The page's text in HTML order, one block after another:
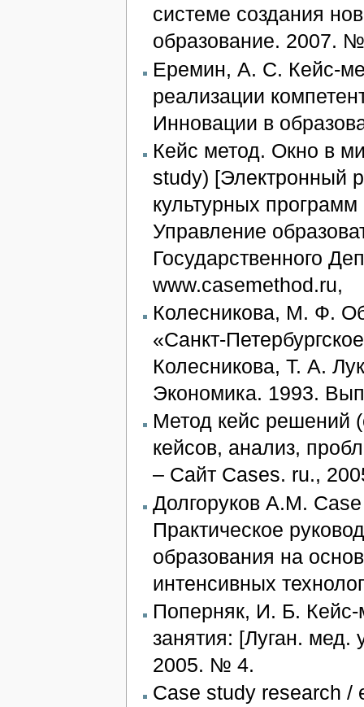
системе создания
образование. 2007.
Еремин, А. С. Кейс-
реализации
Инновации в
Кейс метод. Окно в
study) [Электронный
культурных
Управление
Государственного
www.casemethod.ru,
Колесникова, М. Ф.
«Санкт-
Колесникова, Т. А.
Экономика. 1993.
Метод кейс решений
кейсов, анализ,
– Сайт Cases. ru.,
Долгоруков А.М.
Практическое
образования на
интенсивных
Поперняк, И. Б. Кейс-
занятия: [Луган.
2005. № 4.
Case study research /